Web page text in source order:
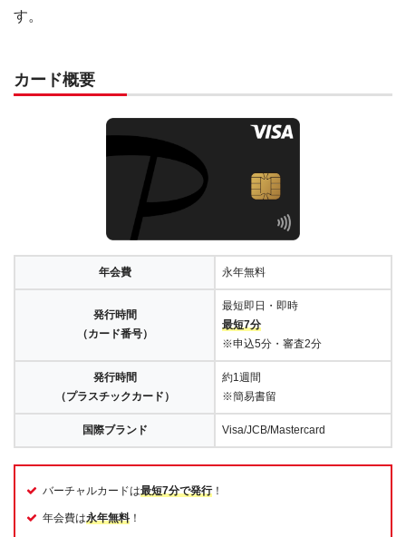
す。
カード概要
年会費 永年無料
発行時間
（カード番号）
最短即日・即時
最短7分
※申込5分・審査2分
発行時間
（プラスチックカード）
約1週間
※簡易書留
国際ブランド Visa/JCB/Mastercard
バーチャルカードは最短7分で発行！
年会費は永年無料 ！